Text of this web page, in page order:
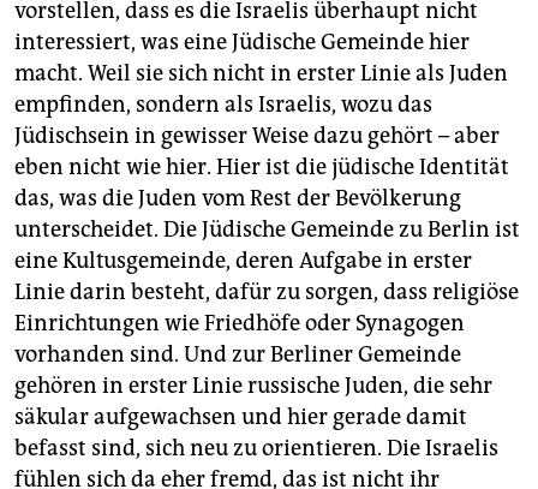
vorstellen, dass es die Israelis überhaupt nicht
interessiert, was eine Jüdische Gemeinde hier
macht. Weil sie sich nicht in erster Linie als Juden
empfinden, sondern als Israelis, wozu das
Jüdischsein in gewisser Weise dazu gehört – aber
eben nicht wie hier. Hier ist die jüdische Identität
das, was die Juden vom Rest der Bevölkerung
unterscheidet. Die Jüdische Gemeinde zu Berlin ist
eine Kultusgemeinde, deren Aufgabe in erster
Linie darin besteht, dafür zu sorgen, dass religiöse
Einrichtungen wie Friedhöfe oder Synagogen
vorhanden sind. Und zur Berliner Gemeinde
gehören in erster Linie russische Juden, die sehr
säkular aufgewachsen und hier gerade damit
befasst sind, sich neu zu orientieren. Die Israelis
fühlen sich da eher fremd, das ist nicht ihr